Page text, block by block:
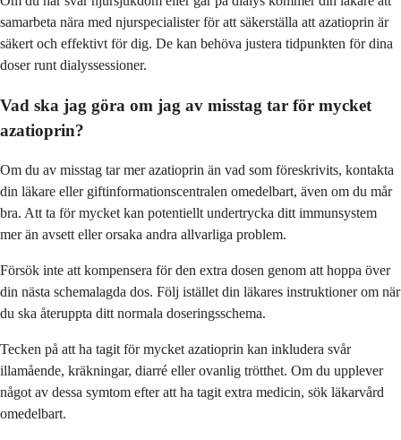
samarbeta nära med njurspecialister för att säkerställa att azatioprin är
säkert och effektivt för dig. De kan behöva justera tidpunkten för dina
doser runt dialyssessioner.
Vad ska jag göra om jag av misstag tar för mycket
azatioprin?
Om du av misstag tar mer azatioprin än vad som föreskrivits, kontakta
din läkare eller giftinformationscentralen omedelbart, även om du mår
bra. Att ta för mycket kan potentiellt undertrycka ditt immunsystem
mer än avsett eller orsaka andra allvarliga problem.
Försök inte att kompensera för den extra dosen genom att hoppa över
din nästa schemalagda dos. Följ istället din läkares instruktioner om när
du ska återuppta ditt normala doseringsschema.
Tecken på att ha tagit för mycket azatioprin kan inkludera svår
illamående, kräkningar, diarré eller ovanlig trötthet. Om du upplever
något av dessa symtom efter att ha tagit extra medicin, sök läkarvård
omedelbart.